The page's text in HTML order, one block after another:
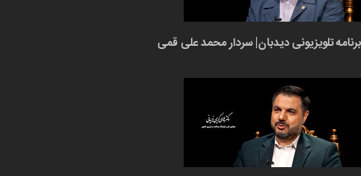
برنامه تلویزیونی دیدبان| سردار محمد علی قمی